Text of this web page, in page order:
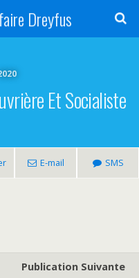
Dreyfus
Et Socialiste
E-mail SMS
Publication Suivante